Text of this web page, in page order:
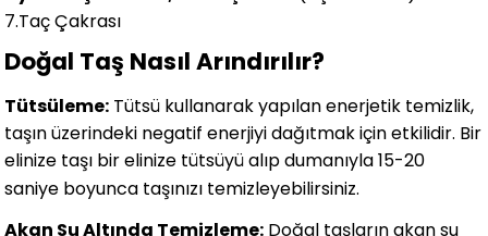
7.Taç Çakrası
Doğal Taş Nasıl Arındırılır?
Tütsüleme: Tütsü kullanarak yapılan enerjetik temizlik,
taşın üzerindeki negatif enerjiyi dağıtmak için etkilidir. Bir
elinize taşı bir elinize tütsüyü alıp dumanıyla 15-20
saniye boyunca taşınızı temizleyebilirsiniz.
Akan Su Altında Temizleme: Doğal taşların akan su